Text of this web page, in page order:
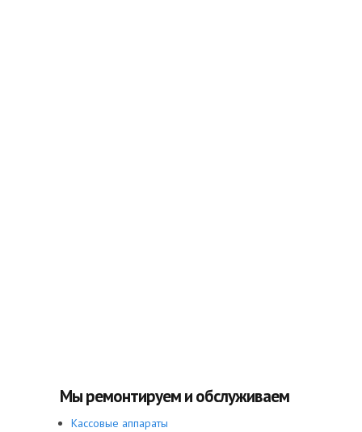
Мы ремонтируем и обслуживаем
Кассовые аппараты